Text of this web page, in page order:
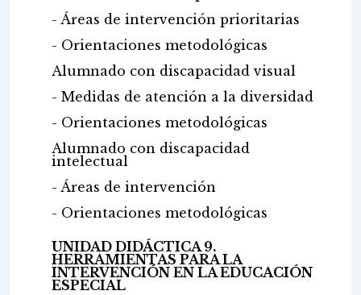
- Áreas de intervención prioritarias
- Orientaciones metodológicas
Alumnado con discapacidad visual
- Medidas de atención a la diversidad
- Orientaciones metodológicas
Alumnado con discapacidad
intelectual
- Áreas de intervención
- Orientaciones metodológicas
UNIDAD DIDÁCTICA 9.
HERRAMIENTAS PARA LA
INTERVENCIÓN EN LA EDUCACIÓN
ESPECIAL